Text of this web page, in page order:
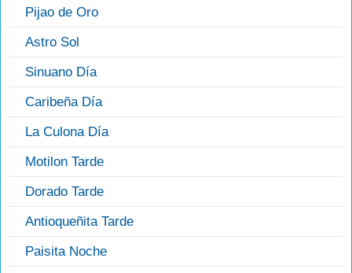
Pijao de Oro
Astro Sol
Sinuano Día
Caribeña Día
La Culona Día
Motilon Tarde
Dorado Tarde
Antioqueñita Tarde
Paisita Noche